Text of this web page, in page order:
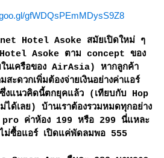
gfWDQsPEmMDysS9Z8
Hotel Asoke สมัยเปิดใหม่ ๆ
Hotel Asoke ตาม concept ของ
ในเครือของ AirAsia) หากลูกค้า
สะดวกเพิ่มต้องจ่ายเงินอย่างค่าแอร์
งแนวคิดนี้ตกยุคแล้ว (เทียบกับ Hop
ได้เลย) บ้านเราต้องรวมหมดทุกอย่าง
pro ค่าห้อง 199 หรือ 299 นี่แหละ
ม่ซื้อแอร์ เปิดแค่พัดลมพอ 555